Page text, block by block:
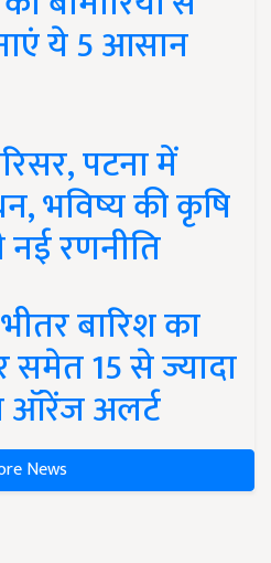
ये 5 आसान
पटना में
भविष्य की कृषि
रणनीति
बारिश का
समेत 15 से ज्यादा
ऑरेंज अलर्ट
News